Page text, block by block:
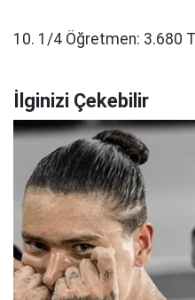
10. 1/4 Öğretmen: 3.680